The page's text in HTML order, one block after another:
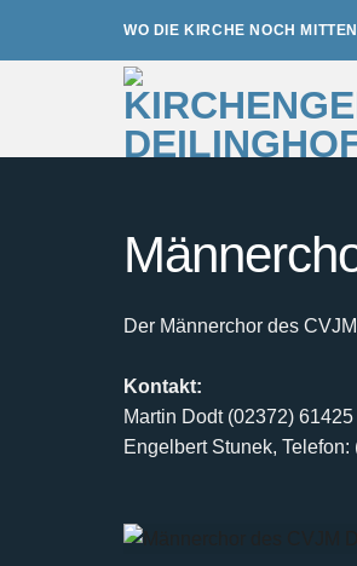
WO DIE KIRCHE NOCH
Der Männerchor des
Kontakt:
Martin Dodt (02372) 61425
Engelbert Stunek,